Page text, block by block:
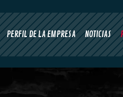
PERFIL DE LA EMPRESA NOTICIAS